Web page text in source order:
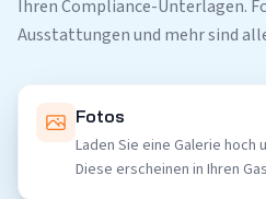
Ihren Compliance-Unterlagen.
Ausstattungen und mehr sind
Fotos
Laden Sie eine Galerie
Diese erscheinen in Ihren